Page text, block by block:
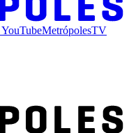
YouTubeMetrópolesTV